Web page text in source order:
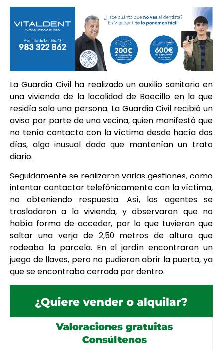
La Guardia Civil ha realizado un auxilio sanitario en
una vivienda de la localidad de Boecillo en la que
residía sola una persona. La Guardia Civil recibió un
aviso por parte de una vecina, quien manifestó que
no tenía contacto con la víctima desde hacía dos
días, algo inusual dado que mantenían un trato
diario.
Seguidamente se realizaron varias gestiones, como
intentar contactar telefónicamente con la víctima,
no obteniendo respuesta. Así, los agentes se
trasladaron a la vivienda, y observaron que no
había forma de acceder, por lo que tuvieron que
saltar una verja de 2,50 metros de altura que
rodeaba la parcela. En el jardín encontraron un
juego de llaves, pero no pudieron abrir la puerta, ya
que se encontraba cerrada por dentro.